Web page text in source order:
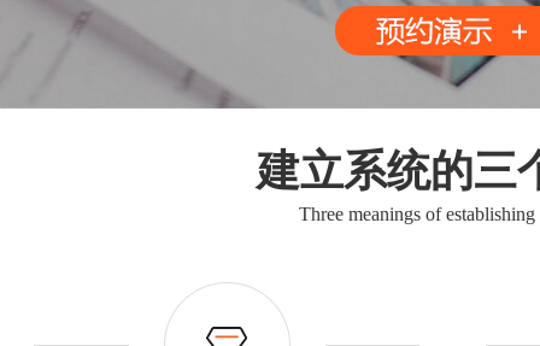
建立系统的三
Three meanings of establishing